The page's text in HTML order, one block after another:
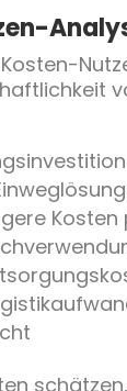
Kosten